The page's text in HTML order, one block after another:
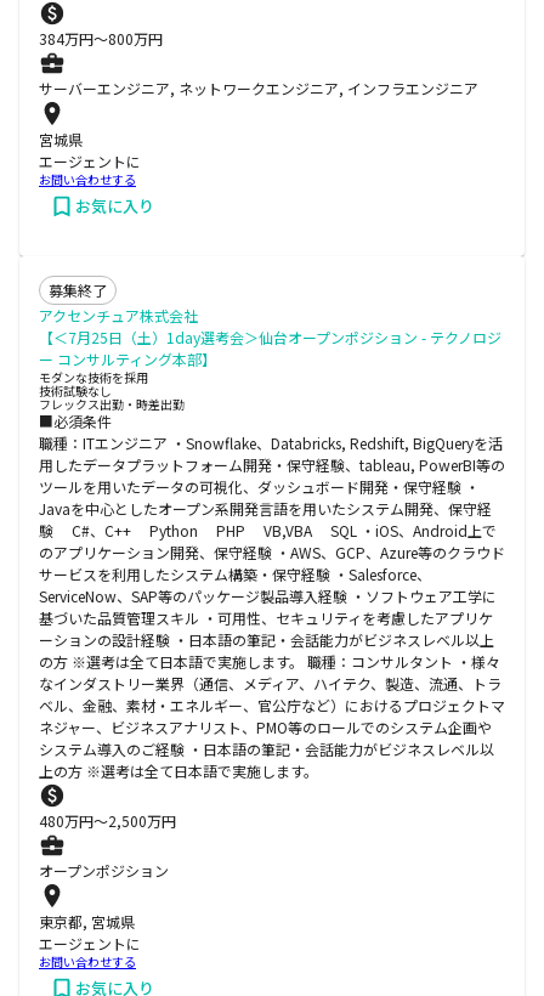
384万円〜800万円
サーバーエンジニア, ネットワークエンジニア, インフラエンジニア
宮城県
エージェントに
お問い合わせする
お気に入り
募集終了
アクセンチュア株式会社
【＜7月25日（土）1day選考会＞仙台オープンポジション - テクノロジ
ー コンサルティング本部】
モダンな技術を採用
技術試験なし
フレックス出勤・時差出勤
■必須条件
職種：ITエンジニア ・Snowflake、Databricks, Redshift, BigQueryを活
用したデータプラットフォーム開発・保守経験、tableau, PowerBI等の
ツールを用いたデータの可視化、ダッシュボード開発・保守経験 ・
Javaを中心としたオープン系開発言語を用いたシステム開発、保守経
験 C#、C++ Python PHP VB,VBA SQL ・iOS、Android上で
のアプリケーション開発、保守経験 ・AWS、GCP、Azure等のクラウド
サービスを利用したシステム構築・保守経験 ・Salesforce、
ServiceNow、SAP等のパッケージ製品導入経験 ・ソフトウェア工学に
基づいた品質管理スキル ・可用性、セキュリティを考慮したアプリケ
ーションの設計経験 ・日本語の筆記・会話能力がビジネスレベル以上
の方 ※選考は全て日本語で実施します。 職種：コンサルタント ・様々
なインダストリー業界（通信、メディア、ハイテク、製造、流通、トラ
ベル、金融、素材・エネルギー、官公庁など）におけるプロジェクトマ
ネジャー、ビジネスアナリスト、PMO等のロールでのシステム企画や
システム導入のご経験 ・日本語の筆記・会話能力がビジネスレベル以
上の方 ※選考は全て日本語で実施します。
480万円〜2,500万円
オープンポジション
東京都, 宮城県
エージェントに
お問い合わせする
お気に入り